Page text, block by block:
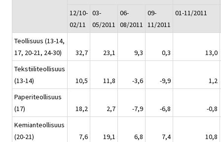
12/10-
02/11
03-
05/2011
06-
08/2011
09-
11/2011
01-11/2011
Teollisuus (13-14,
17, 20-21, 24-30)
32,7 23,1 9,3 0,3
13,0
Tekstiiliteollisuus
(13-14)
10,5 11,8 -3,6 -9,9
1,2
Paperiteollisuus
(17)
18,2 2,7 -7,9 -6,8
-0,8
Kemianteollisuus
(20-21)
7,6 19,1 6,8 7,4
10,8